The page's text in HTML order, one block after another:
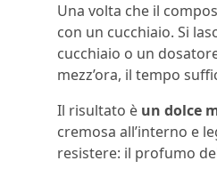
Una volta che il
con un cucchiaio. Si
cucchiaio o un
mezz’ora, il tempo
Il risultato è un dolce
cremosa all’interno e
resistere: il profumo